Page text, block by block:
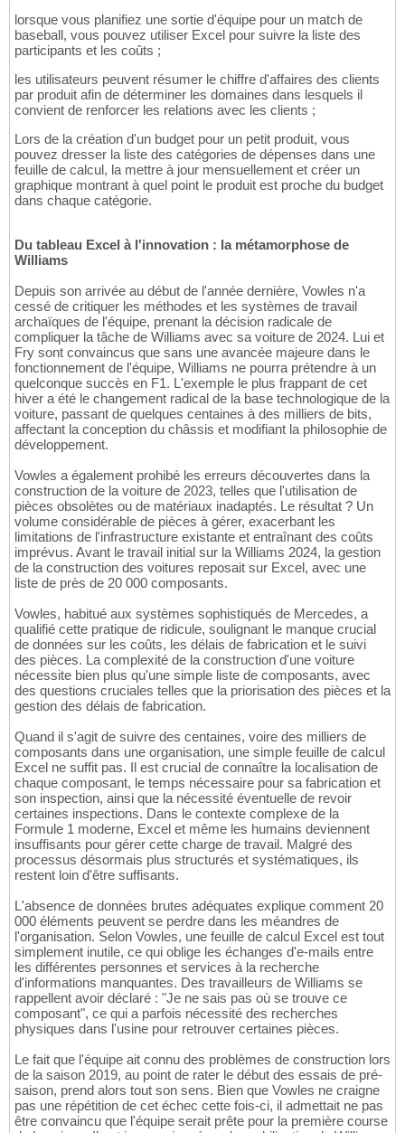
lorsque vous planifiez une sortie d'équipe pour un match de
baseball, vous pouvez utiliser Excel pour suivre la liste des
participants et les coûts ;
les utilisateurs peuvent résumer le chiffre d'affaires des clients
par produit afin de déterminer les domaines dans lesquels il
convient de renforcer les relations avec les clients ;
Lors de la création d'un budget pour un petit produit, vous
pouvez dresser la liste des catégories de dépenses dans une
feuille de calcul, la mettre à jour mensuellement et créer un
graphique montrant à quel point le produit est proche du budget
dans chaque catégorie.
Du tableau Excel à l'innovation : la métamorphose de
Williams
Depuis son arrivée au début de l'année dernière, Vowles n'a
cessé de critiquer les méthodes et les systèmes de travail
archaïques de l'équipe, prenant la décision radicale de
compliquer la tâche de Williams avec sa voiture de 2024. Lui et
Fry sont convaincus que sans une avancée majeure dans le
fonctionnement de l'équipe, Williams ne pourra prétendre à un
quelconque succès en F1. L'exemple le plus frappant de cet
hiver a été le changement radical de la base technologique de la
voiture, passant de quelques centaines à des milliers de bits,
affectant la conception du châssis et modifiant la philosophie de
développement.
Vowles a également prohibé les erreurs découvertes dans la
construction de la voiture de 2023, telles que l'utilisation de
pièces obsolètes ou de matériaux inadaptés. Le résultat ? Un
volume considérable de pièces à gérer, exacerbant les
limitations de l'infrastructure existante et entraînant des coûts
imprévus. Avant le travail initial sur la Williams 2024, la gestion
de la construction des voitures reposait sur Excel, avec une
liste de près de 20 000 composants.
Vowles, habitué aux systèmes sophistiqués de Mercedes, a
qualifié cette pratique de ridicule, soulignant le manque crucial
de données sur les coûts, les délais de fabrication et le suivi
des pièces. La complexité de la construction d'une voiture
nécessite bien plus qu'une simple liste de composants, avec
des questions cruciales telles que la priorisation des pièces et la
gestion des délais de fabrication.
Quand il s'agit de suivre des centaines, voire des milliers de
composants dans une organisation, une simple feuille de calcul
Excel ne suffit pas. Il est crucial de connaître la localisation de
chaque composant, le temps nécessaire pour sa fabrication et
son inspection, ainsi que la nécessité éventuelle de revoir
certaines inspections. Dans le contexte complexe de la
Formule 1 moderne, Excel et même les humains deviennent
insuffisants pour gérer cette charge de travail. Malgré des
processus désormais plus structurés et systématiques, ils
restent loin d'être suffisants.
L'absence de données brutes adéquates explique comment 20
000 éléments peuvent se perdre dans les méandres de
l'organisation. Selon Vowles, une feuille de calcul Excel est tout
simplement inutile, ce qui oblige les échanges d'e-mails entre
les différentes personnes et services à la recherche
d'informations manquantes. Des travailleurs de Williams se
rappellent avoir déclaré : "Je ne sais pas où se trouve ce
composant", ce qui a parfois nécessité des recherches
physiques dans l'usine pour retrouver certaines pièces.
Le fait que l'équipe ait connu des problèmes de construction lors
de la saison 2019, au point de rater le début des essais de pré-
saison, prend alors tout son sens. Bien que Vowles ne craigne
pas une répétition de cet échec cette fois-ci, il admettait ne pas
être convaincu que l'équipe serait prête pour la première course